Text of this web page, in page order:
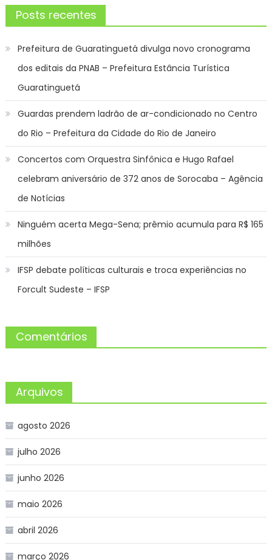
Posts recentes
Prefeitura de Guaratinguetá divulga novo cronograma
dos editais da PNAB – Prefeitura Estância Turística
Guaratinguetá
Guardas prendem ladrão de ar-condicionado no Centro
do Rio – Prefeitura da Cidade do Rio de Janeiro
Concertos com Orquestra Sinfônica e Hugo Rafael
celebram aniversário de 372 anos de Sorocaba – Agência
de Notícias
Ninguém acerta Mega-Sena; prêmio acumula para R$ 165
milhões
IFSP debate políticas culturais e troca experiências no
Forcult Sudeste – IFSP
Comentários
Arquivos
agosto 2026
julho 2026
junho 2026
maio 2026
abril 2026
março 2026